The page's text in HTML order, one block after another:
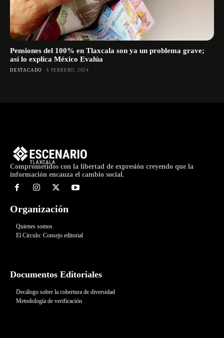
Pensiones del 100% en Tlaxcala son ya un problema grave;
así lo explica México Evalúa
DESTACADO 6 FEBRERO, 2024
Comprometidos con la libertad de expresión creyendo que la
información encauza el cambio social.
Organización
Quienes somos
El Círculo: Consejo editorial
Documentos Editoriales
Decálogo sobre la cobertura de diversidad
Metodología de verificación